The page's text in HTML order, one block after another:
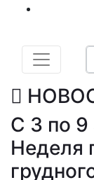
С 3 по 9
Неделя